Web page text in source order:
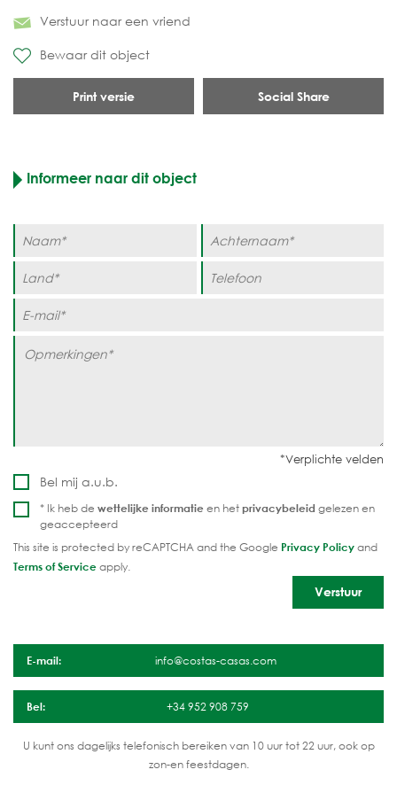
Verstuur naar een vriend
Bewaar dit object
Print versie Social Share
Informeer naar dit object
Bel mij a.u.b.
* Ik heb de wettelijke informatie en hetprivacybeleid gelezen en
geaccepteerd
This site is protected by reCAPTCHA and the Google Privacy Policyand
Terms of Serviceapply.
E-mail: info@costas-casas.com
Bel: +34 952 908 759
U kunt ons dagelijks telefonisch bereiken van 10 uur tot 22 uur, ook op
zon-en feestdagen.